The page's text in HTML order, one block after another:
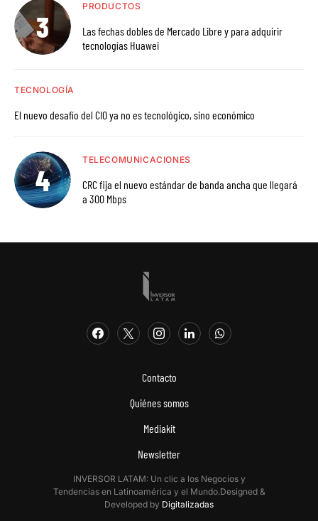
PRODUCTOS
Las fechas dobles de Mercado Libre y para adquirir
tecnologías Huawei
TECNOLOGÍA
El nuevo desafío del CIO ya no es tecnológico, sino económico
TELECOMUNICACIONES
CRC fija el nuevo estándar de banda ancha que llegará
a 300 Mbps
Contacto
Quiénes somos
Mediakit
Newsletter
INVERSOR LATAM: Un clic a los Negocios y
Tendencias en Latinoamérica y el Mundo.Designed &
Developed by Digitalizadas